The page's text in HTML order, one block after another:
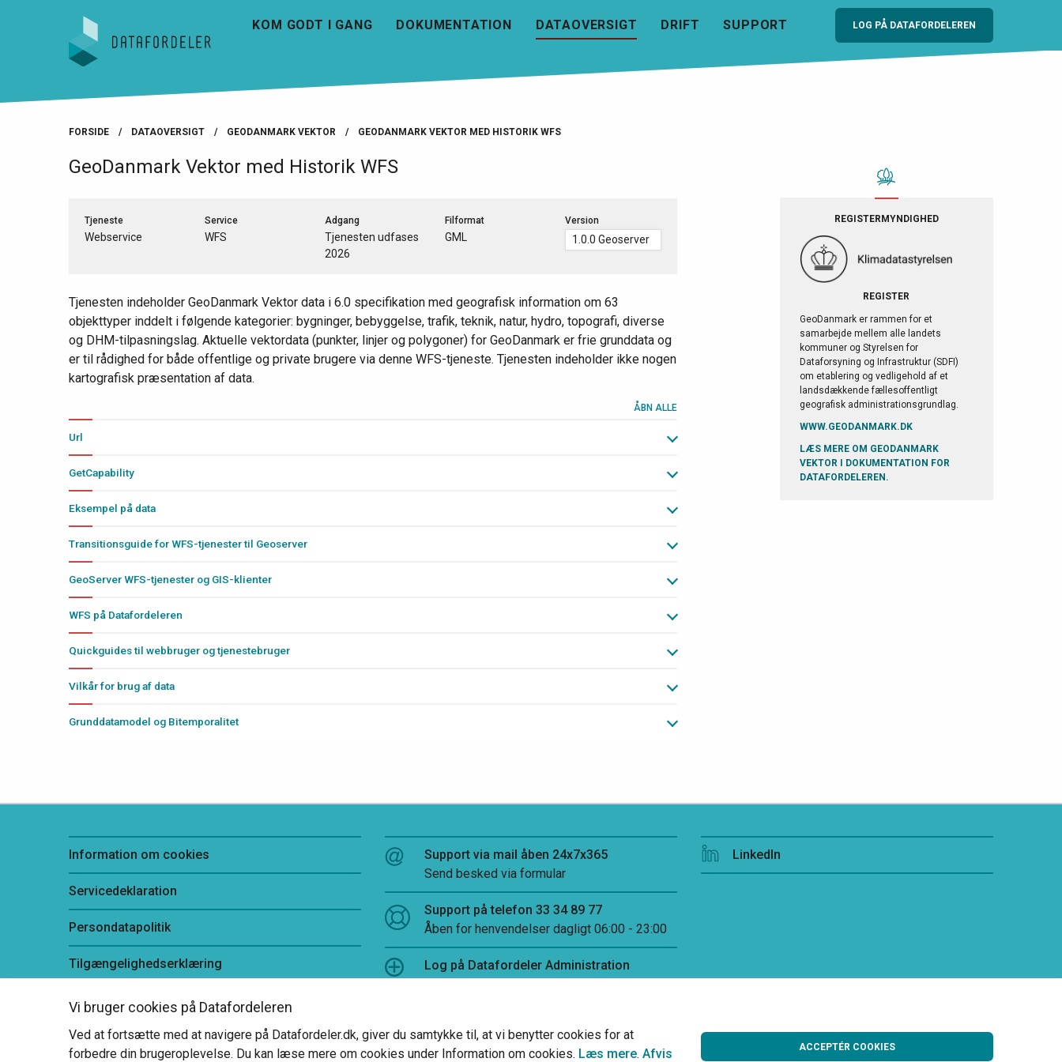
KOM GODT I GANG
DOKUMENTATION DATAOVERSIGT DRIFT SUPPORT LOG PÅ DATAFORDELEREN
FORSIDE DATAOVERSIGT GEODANMARK VEKTOR GEODANMARK VEKTOR MED HISTORIK WFS
GeoDanmark Vektor med Historik WFS
Tjeneste
Webservice
Service
WFS
Adgang
Tjenesten udfases
2026
Filformat
GML
Version
Tjenesten indeholder GeoDanmark Vektor data i 6.0 specifikation med geografisk information om 63
objekttyper inddelt i følgende kategorier: bygninger, bebyggelse, trafik, teknik, natur, hydro, topografi, diverse
og DHM-tilpasningslag. Aktuelle vektordata (punkter, linjer og polygoner) for GeoDanmark er frie grunddata og
er til rådighed for både offentlige og private brugere via denne WFS-tjeneste. Tjenesten indeholder ikke nogen
kartografisk præsentation af data.
ÅBN ALLE
Url
GetCapability
Eksempel på data
Transitionsguide for WFS-tjenester til Geoserver
GeoServer WFS-tjenester og GIS-klienter
WFS på Datafordeleren
Quickguides til webbruger og tjenestebruger
Vilkår for brug af data
Grunddatamodel og Bitemporalitet
REGISTERMYNDIGHED
REGISTER
GeoDanmark er rammen for et
samarbejde mellem alle landets
kommuner og Styrelsen for
Dataforsyning og Infrastruktur (SDFI)
om etablering og vedligehold af et
landsdækkende fællesoffentligt
geografisk administrationsgrundlag.
WWW.GEODANMARK.DK
LÆS MERE OM GEODANMARK
VEKTOR I DOKUMENTATION FOR
DATAFORDELEREN.
Information om cookies
Servicedeklaration
Persondatapolitik
Tilgængelighedserklæring
Support via mail åben 24x7x365
Send besked via formular
Support på telefon 33 34 89 77
Åben for henvendelser dagligt 06:00 - 23:00
Log på Datafordeler Administration
LinkedIn
Vi bruger cookies på Datafordeleren
Ved at fortsætte med at navigere på Datafordeler.dk, giver du samtykke til, at vi benytter cookies for at
forbedre din brugeroplevelse. Du kan læse mere om cookies under Information om cookies. Læs mere. Afvis ACCEPTÉR COOKIES